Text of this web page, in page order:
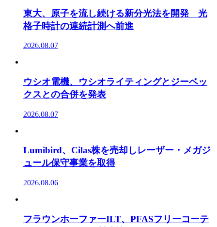
東大、原子を流し続ける新分光法を開発 光
格子時計の連続計測へ前進
2026.08.07
ウシオ電機、ウシオライティングとジーベッ
クスとの合併を発表
2026.08.07
Lumibird、Cilas株を売却しレーザー・メガジ
ュール保守事業を取得
2026.08.06
フラウンホーファーILT、PFASフリーコーテ